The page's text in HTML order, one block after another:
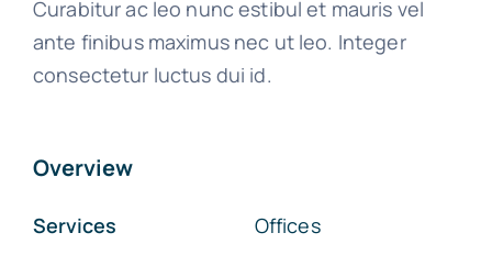
Curabitur ac leo nunc estibul et mauris vel
ante finibus maximus nec ut leo. Integer
consectetur luctus dui id.
Overview
Services
Offices